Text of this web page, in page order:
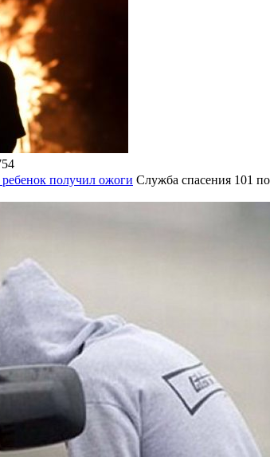
получил ожоги Служба спасения 101